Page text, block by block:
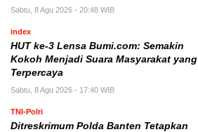
Sabtu, 8 Agu 2026 - 20:48 WIB
index
HUT ke-3 Lensa Bumi.com: Semakin
Kokoh Menjadi Suara Masyarakat yang
Terpercaya
Sabtu, 8 Agu 2026 - 17:40 WIB
TNI-Polri
Ditreskrimum Polda Banten Tetapkan